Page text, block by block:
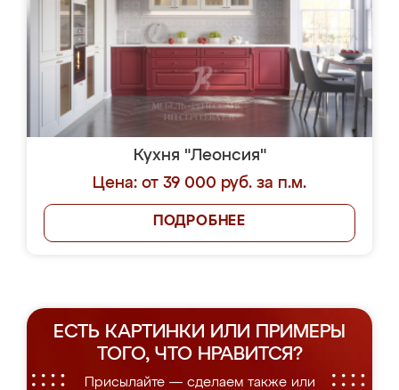
Кухня "Леонсия"
Цена: от 39 000 руб. за п.м.
ПОДРОБНЕЕ
ЕСТЬ КАРТИНКИ ИЛИ ПРИМЕРЫ
ТОГО, ЧТО НРАВИТСЯ?
Присылайте — сделаем также или